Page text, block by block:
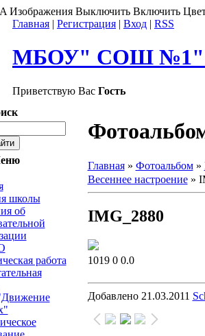
A Изображения Выключить Включить
Главная | Регистрация | Вход | RSS
МБОУ" СОШ №1"
Приветствую Вас Гость
школы
об
работа
Главная» Фотоальбом»
Весеннее настроение»
IMG_2880
1019 0 0.0
Добавлено21.03.2011